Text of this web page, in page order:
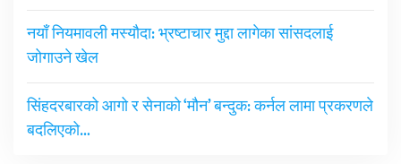
नयाँ नियमावली मस्यौदा: भ्रष्टाचार मुद्दा लागेका सांसदलाई
जोगाउने खेल
सिंहदरबारको आगो र सेनाको ‘मौन’ बन्दुक: कर्नल लामा प्रकरणले
बदलिएको…